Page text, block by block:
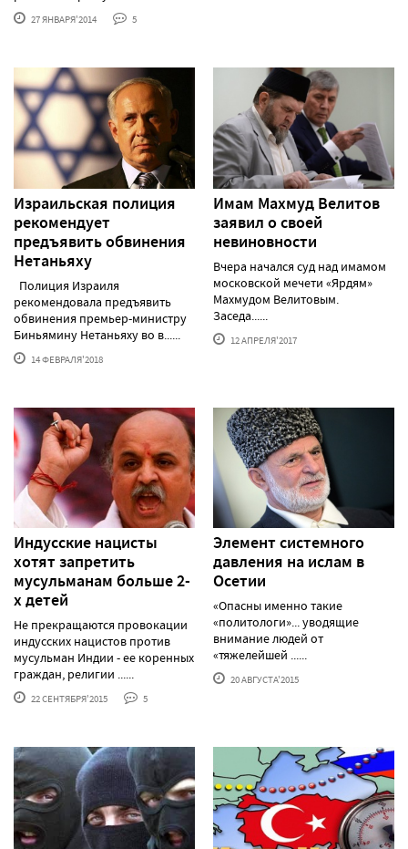
27 ЯНВАРЯ'2014 5
Израильская полиция
рекомендует
предъявить обвинения
Нетаньяху
Полиция Израиля
рекомендовала предъявить
обвинения премьер-министру
Биньямину Нетаньяху во в......
14 ФЕВРАЛЯ'2018
Имам Махмуд Велитов
заявил о своей
невиновности
Вчера начался суд над имамом
московской мечети «Ярдям»
Махмудом Велитовым.
Заседа......
12 АПРЕЛЯ'2017
Индусские нацисты
хотят запретить
мусульманам больше 2-
х детей
Не прекращаются провокации
индусских нацистов против
мусульман Индии - ее коренных
граждан, религии ......
22 СЕНТЯБРЯ'2015 5
Элемент системного
давления на ислам в
Осетии
«Опасны именно такие
«политологи»... уводящие
внимание людей от
«тяжелейшей ......
20 АВГУСТА'2015